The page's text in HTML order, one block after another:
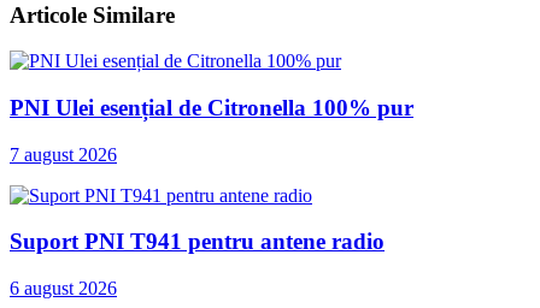
Articole Similare
PNI Ulei esențial de Citronella 100% pur
7 august 2026
Suport PNI T941 pentru antene radio
6 august 2026